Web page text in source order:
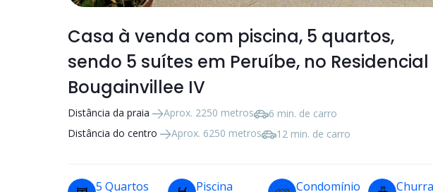
Casa à venda com piscina, 5 quartos,
sendo 5 suítes em Peruíbe, no Residencial
Bougainvillee IV
Distância da praia Aprox. 2250 metros
6 min. de carro
Distância do centro
Aprox. 6250 metros 12 min. de carro
5 Quartos
Piscina Condomínio